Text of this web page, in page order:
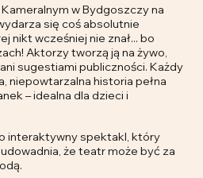
w Bydgoszczy na
się coś absolutnie
nikt wcześniej nie znał... bo
Aktorzy tworzą ją na żywo,
sugestiami publiczności. Każdy
niepowtarzalna historia pełna
– idealna dla dzieci i
interaktywny spektakl, który
że teatr może być za